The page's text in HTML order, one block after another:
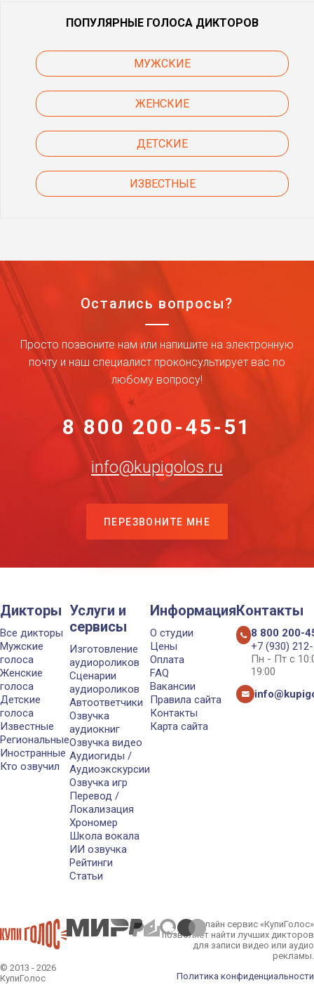
ПОПУЛЯРНЫЕ ГОЛОСА ДИКТОРОВ
МУЖСКИЕ
ЖЕНСКИЕ
ДЕТСКИЕ
ИЗВЕСТНЫЕ
Остались вопросы?
Просто позвоните нам или напишите на электронную
почту и наш специалист проконсультирует вас по
любому вопросу!
8 800 200-45-51
info@kupigolos.ru
ПЕРЕЗВОНИТЕ МНЕ
Дикторы
Все дикторы
Мужские
голоса
Женские
голоса
Детские
голоса
Известные
Региональные
Иностранные
Кто озвучил
Услуги и
сервисы
Изготовление
аудиороликов
Сценарии
аудиороликов
Автоответчики
Озвучка
аудиокниг
Озвучка видео
Аудиогиды /
Аудиоэкскурсии
Озвучка игр
Перевод /
Локализация
Хрономер
Школа вокала
ИИ озвучка
Рейтинги
Статьи
Информация
О студии
Цены
Оплата
FAQ
Вакансии
Правила сайта
Контакты
Карта сайта
Контакты
8 800 200-
+7 (930)
Пн - Пт с
19:00
© 2013 - 2026
КупиГолос
Онлайн сервис «КупиГолос»
позволяет найти лучших дикторов
для записи видео или аудио
рекламы.
Политика конфиденциальности